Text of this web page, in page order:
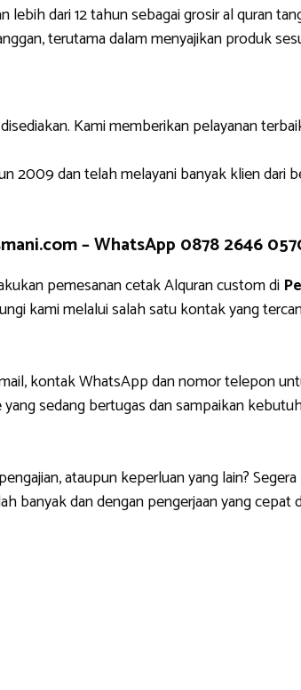
lebih dari 12 tahun sebagai grosir al quran
terutama dalam menyajikan produk
Kami memberikan pelayanan
2009 dan telah melayani banyak klien dari
–WhatsApp 0878 2646
pemesanan cetak Alquran custom di
kami melalui salah satu kontak yang
kontak WhatsApp dan nomor telepon
sedang bertugas dan sampaikan
ataupun keperluan yang lain?
banyak dan dengan pengerjaan yang cepat